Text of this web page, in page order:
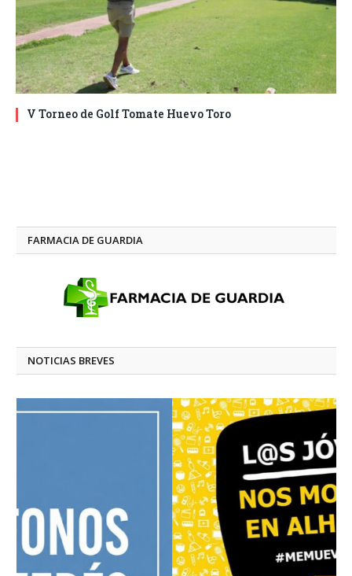
V Torneo de Golf Tomate Huevo Toro
FARMACIA DE GUARDIA
NOTICIAS BREVES